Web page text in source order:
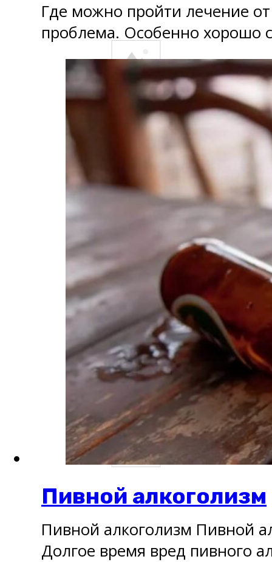
Где можно пройти лечение
проблема. Особенно хорошо
Пивной алкоголизм
Пивной алкоголизм Пивной
Долгое время вред пивного